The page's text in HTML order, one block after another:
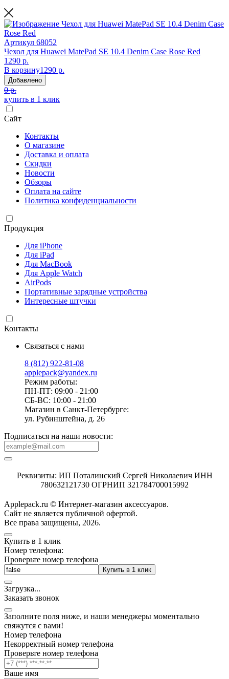
Артикул 68052
Чехол для Huawei MatePad SE 10.4 Denim Case Rose Red
1290 р.
В корзину1290 р.
Добавлено
0 р.
купить в 1 клик
Сайт
Контакты
О магазине
Доставка и оплата
Скидки
Новости
Обзоры
Оплата на сайте
Политика конфиденциальности
Продукция
Для iPhone
Для iPad
Для MacBook
Для Apple Watch
AirPods
Портативные зарядные устройства
Интересные штучки
Контакты
Связаться с нами
8 (812) 922-81-08
applepack@yandex.ru
Режим работы:
ПН-ПТ: 09:00 - 21:00
СБ-ВС: 10:00 - 21:00
Магазин в Санкт-Петербурге:
ул. Рубинштейна, д. 26
Подписаться на наши новости:
Реквизиты: ИП Поталинский Сергей Николаевич ИНН
780632121730 ОГРНИП 321784700015992
Applepack.ru © Интернет-магазин аксессуаров.
Cайт не является публичной офертой.
Все права защищены, 2026.
Купить в 1 клик
Номер телефона:
Проверьте номер телефона
Купить в 1 клик
Загрузка...
Заказать звонок
Заполните поля ниже, и наши менеджеры моментально
свяжутся с вами!
Номер телефона
Некорректный номер телефона
Проверьте номер телефона
Ваше имя